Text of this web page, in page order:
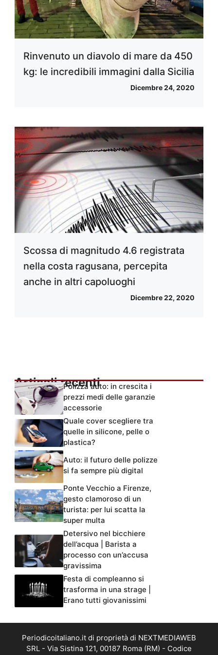
Rinvenuto un diavolo di mare da 450
kg: le incredibili immagini dalla Sicilia
Dicembre 24, 2020
Scossa di magnitudo 4.6 registrata
nella costa ragusana, percepita
anche in altri capoluoghi
Dicembre 22, 2020
Articoli recentiPolizza auto: in crescita i
prezzi medi delle garanzie
accessorie
Quale cover scegliere tra
quelle in silicone, pelle o
plastica?
Auto: il futuro delle polizze
si fa sempre più digital
Ponte Vecchio a Firenze,
gesto clamoroso di un
turista: per lui scatta la
super multa
Detersivo nel bicchiere
dell’acqua | Barista a
processo con un’accusa
gravissima
Festa di compleanno si
trasforma in una strage |
Erano tutti giovanissimi
Periodicoitaliano.it di proprietà di NEXTMEDIAWEB
SRL - Via Sistina 121, 00187 Roma (RM) - Codice